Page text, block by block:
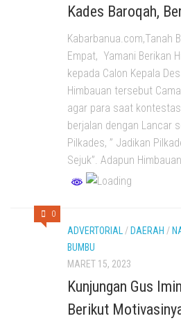
Kades Baroqah,
Kabarbanua.com,Tanah
Empat, Yamani Berikan
kepada Calon Kepala
Himbauan tersebut
agar para saat
berjalan dengan Lancar
Pilkades, ” Jadikan
Sejuk”. Adapun
0
ADVERTORIAL / DAERAH /
BUMBU
MARET 15, 2023
Kunjungan Gus
Berikut